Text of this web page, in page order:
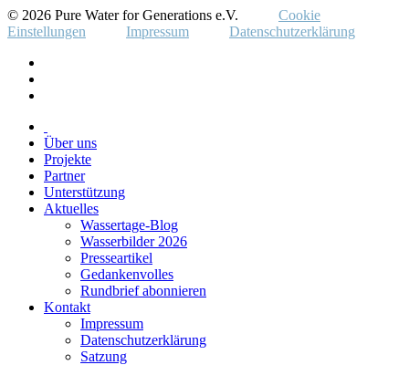
© 2026 Pure Water for Generations e.V.
Cookie
Einstellungen
Impressum Datenschutzerklärung
Über uns
Projekte
Partner
Unterstützung
Aktuelles
Wassertage-Blog
Wasserbilder 2026
Presseartikel
Gedankenvolles
Rundbrief abonnieren
Kontakt
Impressum
Datenschutzerklärung
Satzung